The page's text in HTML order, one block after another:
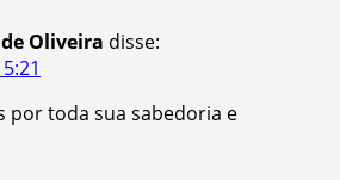
Oliveira disse:
por toda sua sabedoria e